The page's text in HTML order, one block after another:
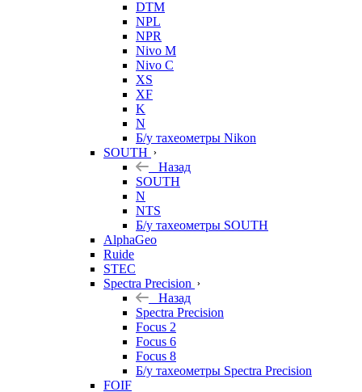
DTM
NPL
NPR
Nivo M
Nivo C
XS
XF
K
N
Б/у тахеометры Nikon
SOUTH
Назад
SOUTH
N
NTS
Б/у тахеометры SOUTH
AlphaGeo
Ruide
STEC
Spectra Precision
Назад
Spectra Precision
Focus 2
Focus 6
Focus 8
Б/у тахеометры Spectra Precision
FOIF